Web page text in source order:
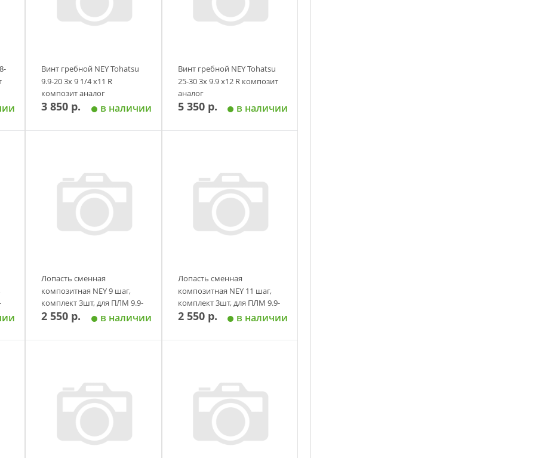
Винт гребной NEY Tohatsu
9.9-20 3х 9 1/4 х11 R
композит аналог
3 850 р. в наличии
Винт гребной NEY Tohatsu
25-30 3х 9.9 х12 R композит
аналог
5 350 р. в наличии
Лопасть сменная
композитная NEY 9 шаг,
комплект 3шт, для ПЛМ 9.9-
20 л.с.
2 550 р. в наличии
Лопасть сменная
композитная NEY 11 шаг,
комплект 3шт, для ПЛМ 9.9-
20 л.с.
2 550 р. в наличии